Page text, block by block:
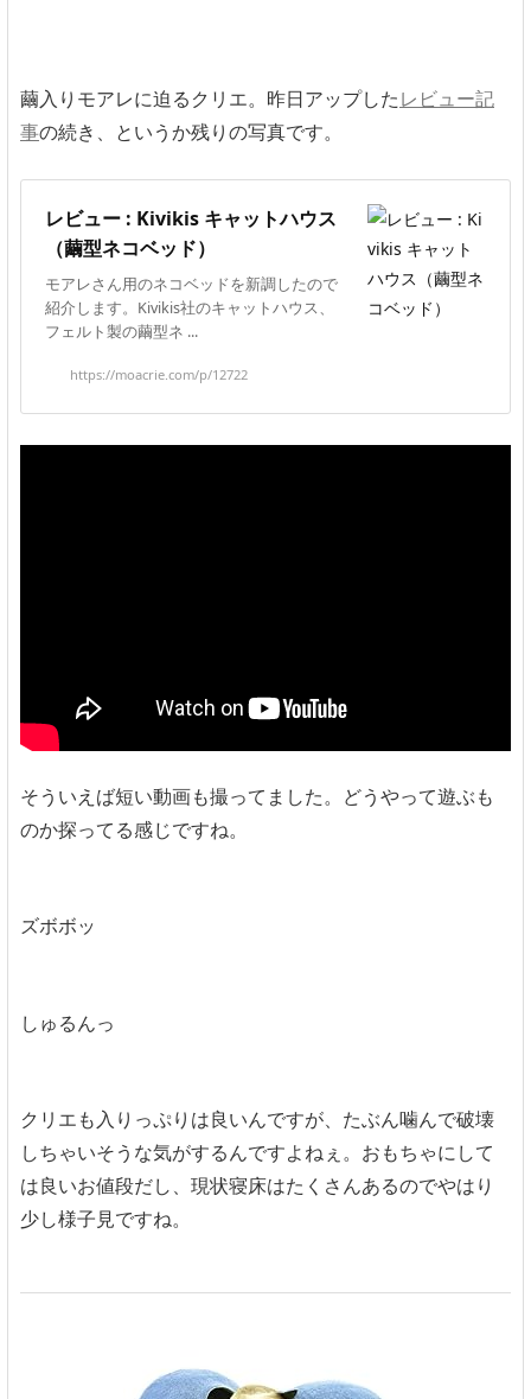
繭入りモアレに迫るクリエ。昨日アップしたレビュー記
事の続き、というか残りの写真です。
レビュー : Kivikis キャットハウス
（繭型ネコベッド）
モアレさん用のネコベッドを新調したので
紹介します。Kivikis社のキャットハウス、
フェルト製の繭型ネ ...
https://moacrie.com/p/12722
そういえば短い動画も撮ってました。どうやって遊ぶも
のか探ってる感じですね。
ズボボッ
しゅるんっ
クリエも入りっぷりは良いんですが、たぶん噛んで破壊
しちゃいそうな気がするんですよねぇ。おもちゃにして
は良いお値段だし、現状寝床はたくさんあるのでやはり
少し様子見ですね。